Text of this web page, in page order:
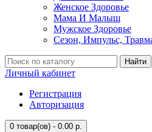
Женское Здоровье
Мама И Малыш
Мужское Здоровье
Сезон, Импульс,
Найти
Личный кабинет
Регистрация
Авторизация
0 товар(ов) - 0.00 р.